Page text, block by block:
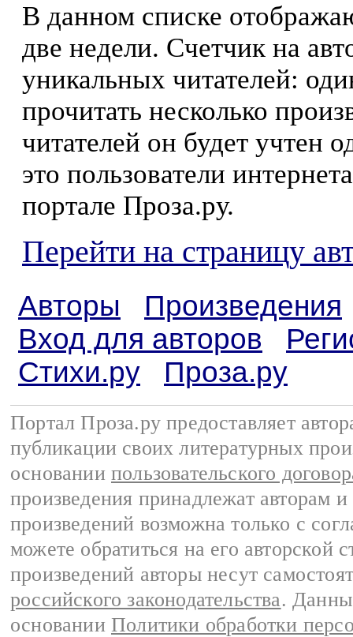
В данном списке
две недели. Счетчик на
уникальных читателей:
прочитать несколько
читателей он будет учтен
это пользователи
портале Проза.ру.
Перейти на страницу
Авторы
Произведения
Вход для авторов
Стихи.ру
Проза.ру
Портал Проза.ру предоставляет
публикации своих литературных
основании пользовательского
произведения принадлежат авторам
произведений возможна только с
можете обратиться на его авторской
произведений авторы несут
российского законодательства.
основании Политики обработки